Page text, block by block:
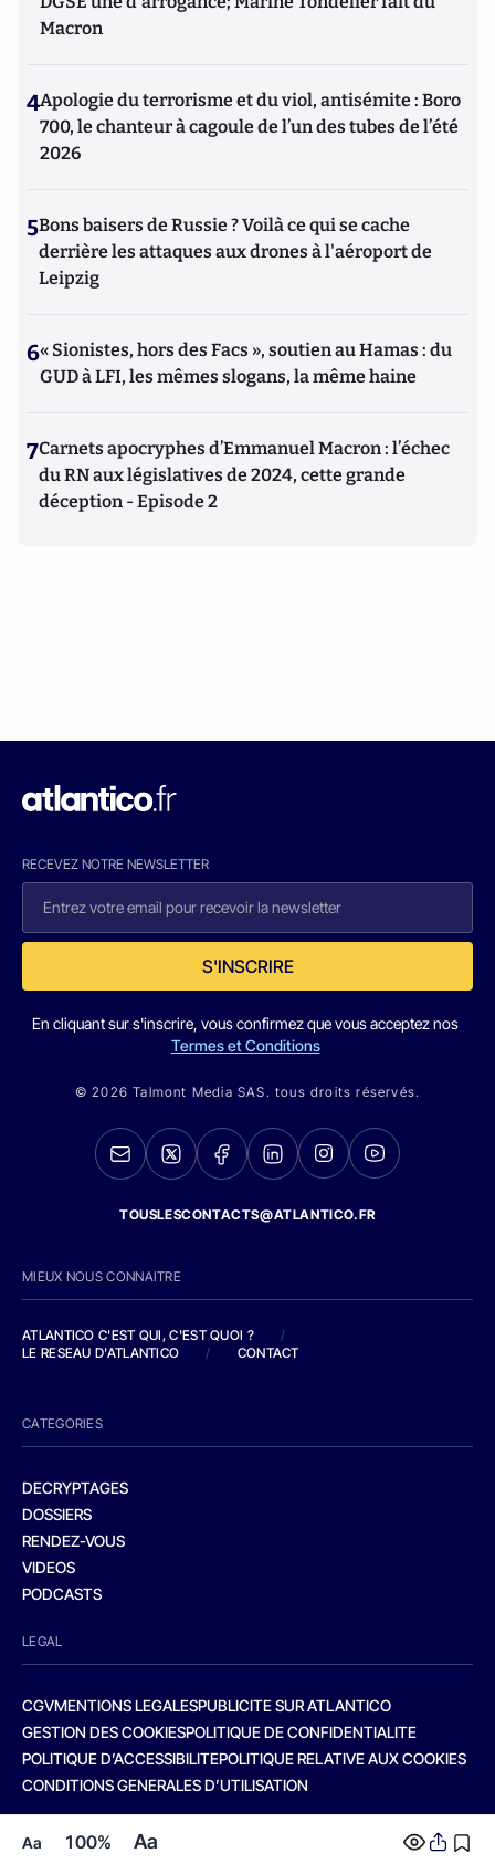
Aa 100% Aa
Macron
4Apologie du terrorisme et du viol, antisémite : Boro
700, le chanteur à cagoule de l’un des tubes de l’été
2026
5Bons baisers de Russie ? Voilà ce qui se cache
derrière les attaques aux drones à l'aéroport de
Leipzig
6« Sionistes, hors des Facs », soutien au Hamas : du
GUD à LFI, les mêmes slogans, la même haine
7Carnets apocryphes d’Emmanuel Macron : l’échec
du RN aux législatives de 2024, cette grande
déception - Episode 2
RECEVEZ NOTRE NEWSLETTER
S'INSCRIRE
En cliquant sur s'inscrire, vous confirmez que vous acceptez nos
Termes et Conditions
© 2026 Talmont Media SAS. tous droits réservés.
TOUSLESCONTACTS@ATLANTICO.FR
MIEUX NOUS CONNAITRE
ATLANTICO C'EST QUI, C'EST QUOI ?
/
LE RESEAU D'ATLANTICO
/ CONTACT
CATEGORIES
DECRYPTAGES
DOSSIERS
RENDEZ-VOUS
VIDEOS
PODCASTS
LEGAL
CGVMENTIONS LEGALESPUBLICITE SUR ATLANTICO
GESTION DES COOKIESPOLITIQUE DE CONFIDENTIALITE
POLITIQUE D’ACCESSIBILITEPOLITIQUE RELATIVE AUX COOKIES
CONDITIONS GENERALES D’UTILISATION